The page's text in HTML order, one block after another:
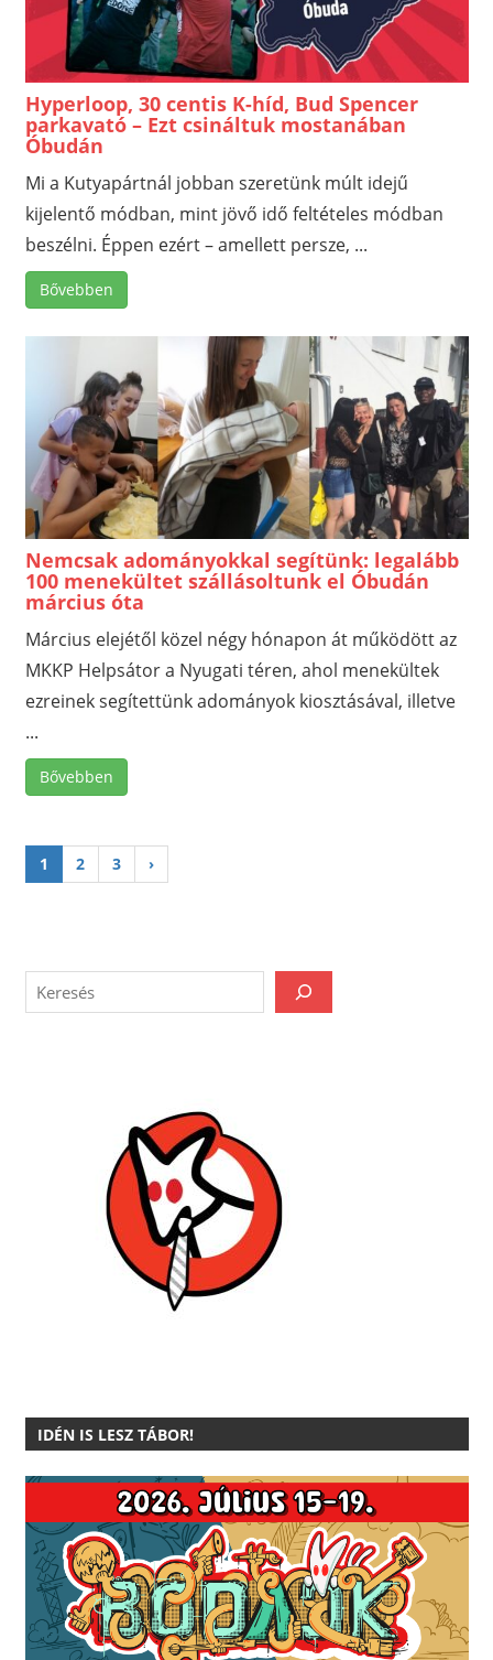
Hyperloop, 30 centis K-híd, Bud Spencer
parkavató – Ezt csináltuk mostanában
Óbudán
Mi a Kutyapártnál jobban szeretünk múlt idejű
kijelentő módban, mint jövő idő feltételes módban
beszélni. Éppen ezért – amellett persze, ...
Bővebben
Nemcsak adományokkal segítünk: legalább
100 menekültet szállásoltunk el Óbudán
március óta
Március elejétől közel négy hónapon át működött az
MKKP Helpsátor a Nyugati téren, ahol menekültek
ezreinek segítettünk adományok kiosztásával, illetve
...
Bővebben
1 2 3 ›
IDÉN IS LESZ TÁBOR!